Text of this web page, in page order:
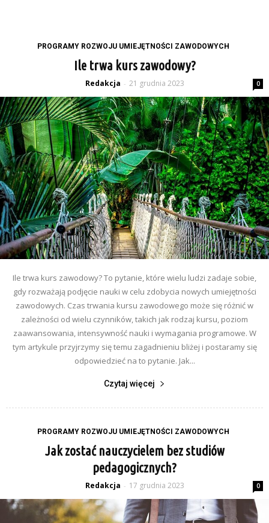
PROGRAMY ROZWOJU UMIEJĘTNOŚCI ZAWODOWYCH
Ile trwa kurs zawodowy?
Redakcja - 21 grudnia 2023 0
Ile trwa kurs zawodowy? To pytanie, które wielu ludzi zadaje sobie,
gdy rozważają podjęcie nauki w celu zdobycia nowych umiejętności
zawodowych. Czas trwania kursu zawodowego może się różnić w
zależności od wielu czynników, takich jak rodzaj kursu, poziom
zaawansowania, intensywność nauki i wymagania programowe. W
tym artykule przyjrzymy się temu zagadnieniu bliżej i postaramy się
odpowiedzieć na to pytanie. Jak...
Czytaj więcej
PROGRAMY ROZWOJU UMIEJĘTNOŚCI ZAWODOWYCH
Jak zostać nauczycielem bez studiów
pedagogicznych?
Redakcja - 17 grudnia 2023 0